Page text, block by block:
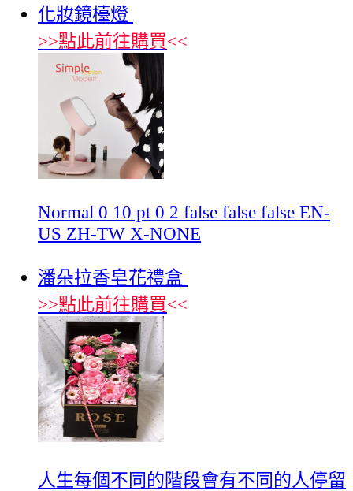
化妝鏡檯燈
>>點此前往購買<<
Normal 0 10 pt 0 2 false false false EN-
US ZH-TW X-NONE
潘朵拉香皂花禮盒
>>點此前往購買<<
人生每個不同的階段會有不同的人停留